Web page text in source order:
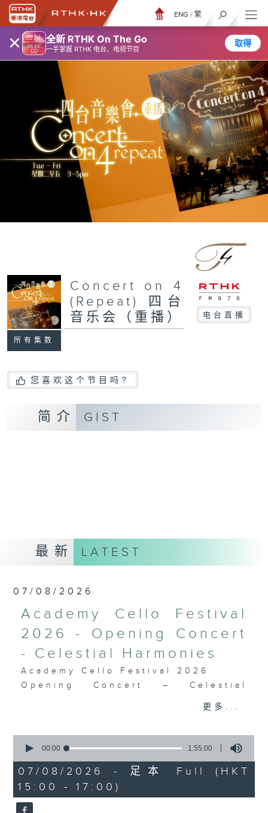
× 全新 RTHK On The Go
一手掌握 RTHK 电台、电视节目
取得
ENG / 繁
所有集数
Concert on 4
(Repeat) 四台
音乐会（重播）
电台直播
您喜欢这个节目吗?
简介 GIST
最新 LATEST
07/08/2026
Academy Cello Festival
2026 - Opening Concert
- Celestial Harmonies
Academy Cello Festival 2026
Opening Concert – Celestial
Hong Kong Academy for
GERSHWIN (KAUFMAN arr.)
Three Preludes (for 4 cellos) (8’)
ROSSINI
更多...
seconds
1
hour,
55
minutes,
0
00:00 1:55:00
07/08/2026 - 足本 Full (HKT
15:00 - 17:00)